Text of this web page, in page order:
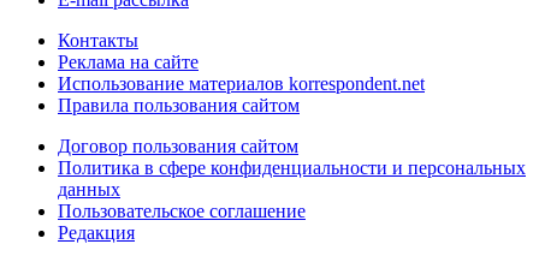
Контакты
Реклама на сайте
Использование материалов korrespondent.net
Правила пользования сайтом
Договор пользования сайтом
Политика в сфере конфиденциальности и персональных
данных
Пользовательское соглашение
Редакция